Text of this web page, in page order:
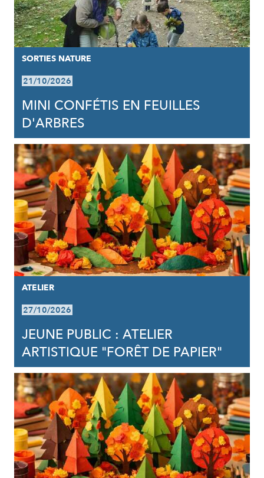
SORTIES NATURE
21/10/2026
MINI CONFÉTIS EN FEUILLES
D'ARBRES
ATELIER
27/10/2026
JEUNE PUBLIC : ATELIER
ARTISTIQUE "FORÊT DE PAPIER"